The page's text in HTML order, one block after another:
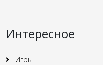
Интересное
Игры